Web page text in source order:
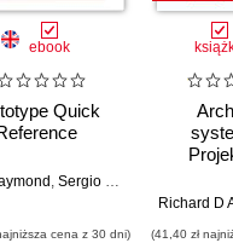
ebook
Quick
, Sergio Pereira
cena z 30 dni)
Richard D
(41,40 zł